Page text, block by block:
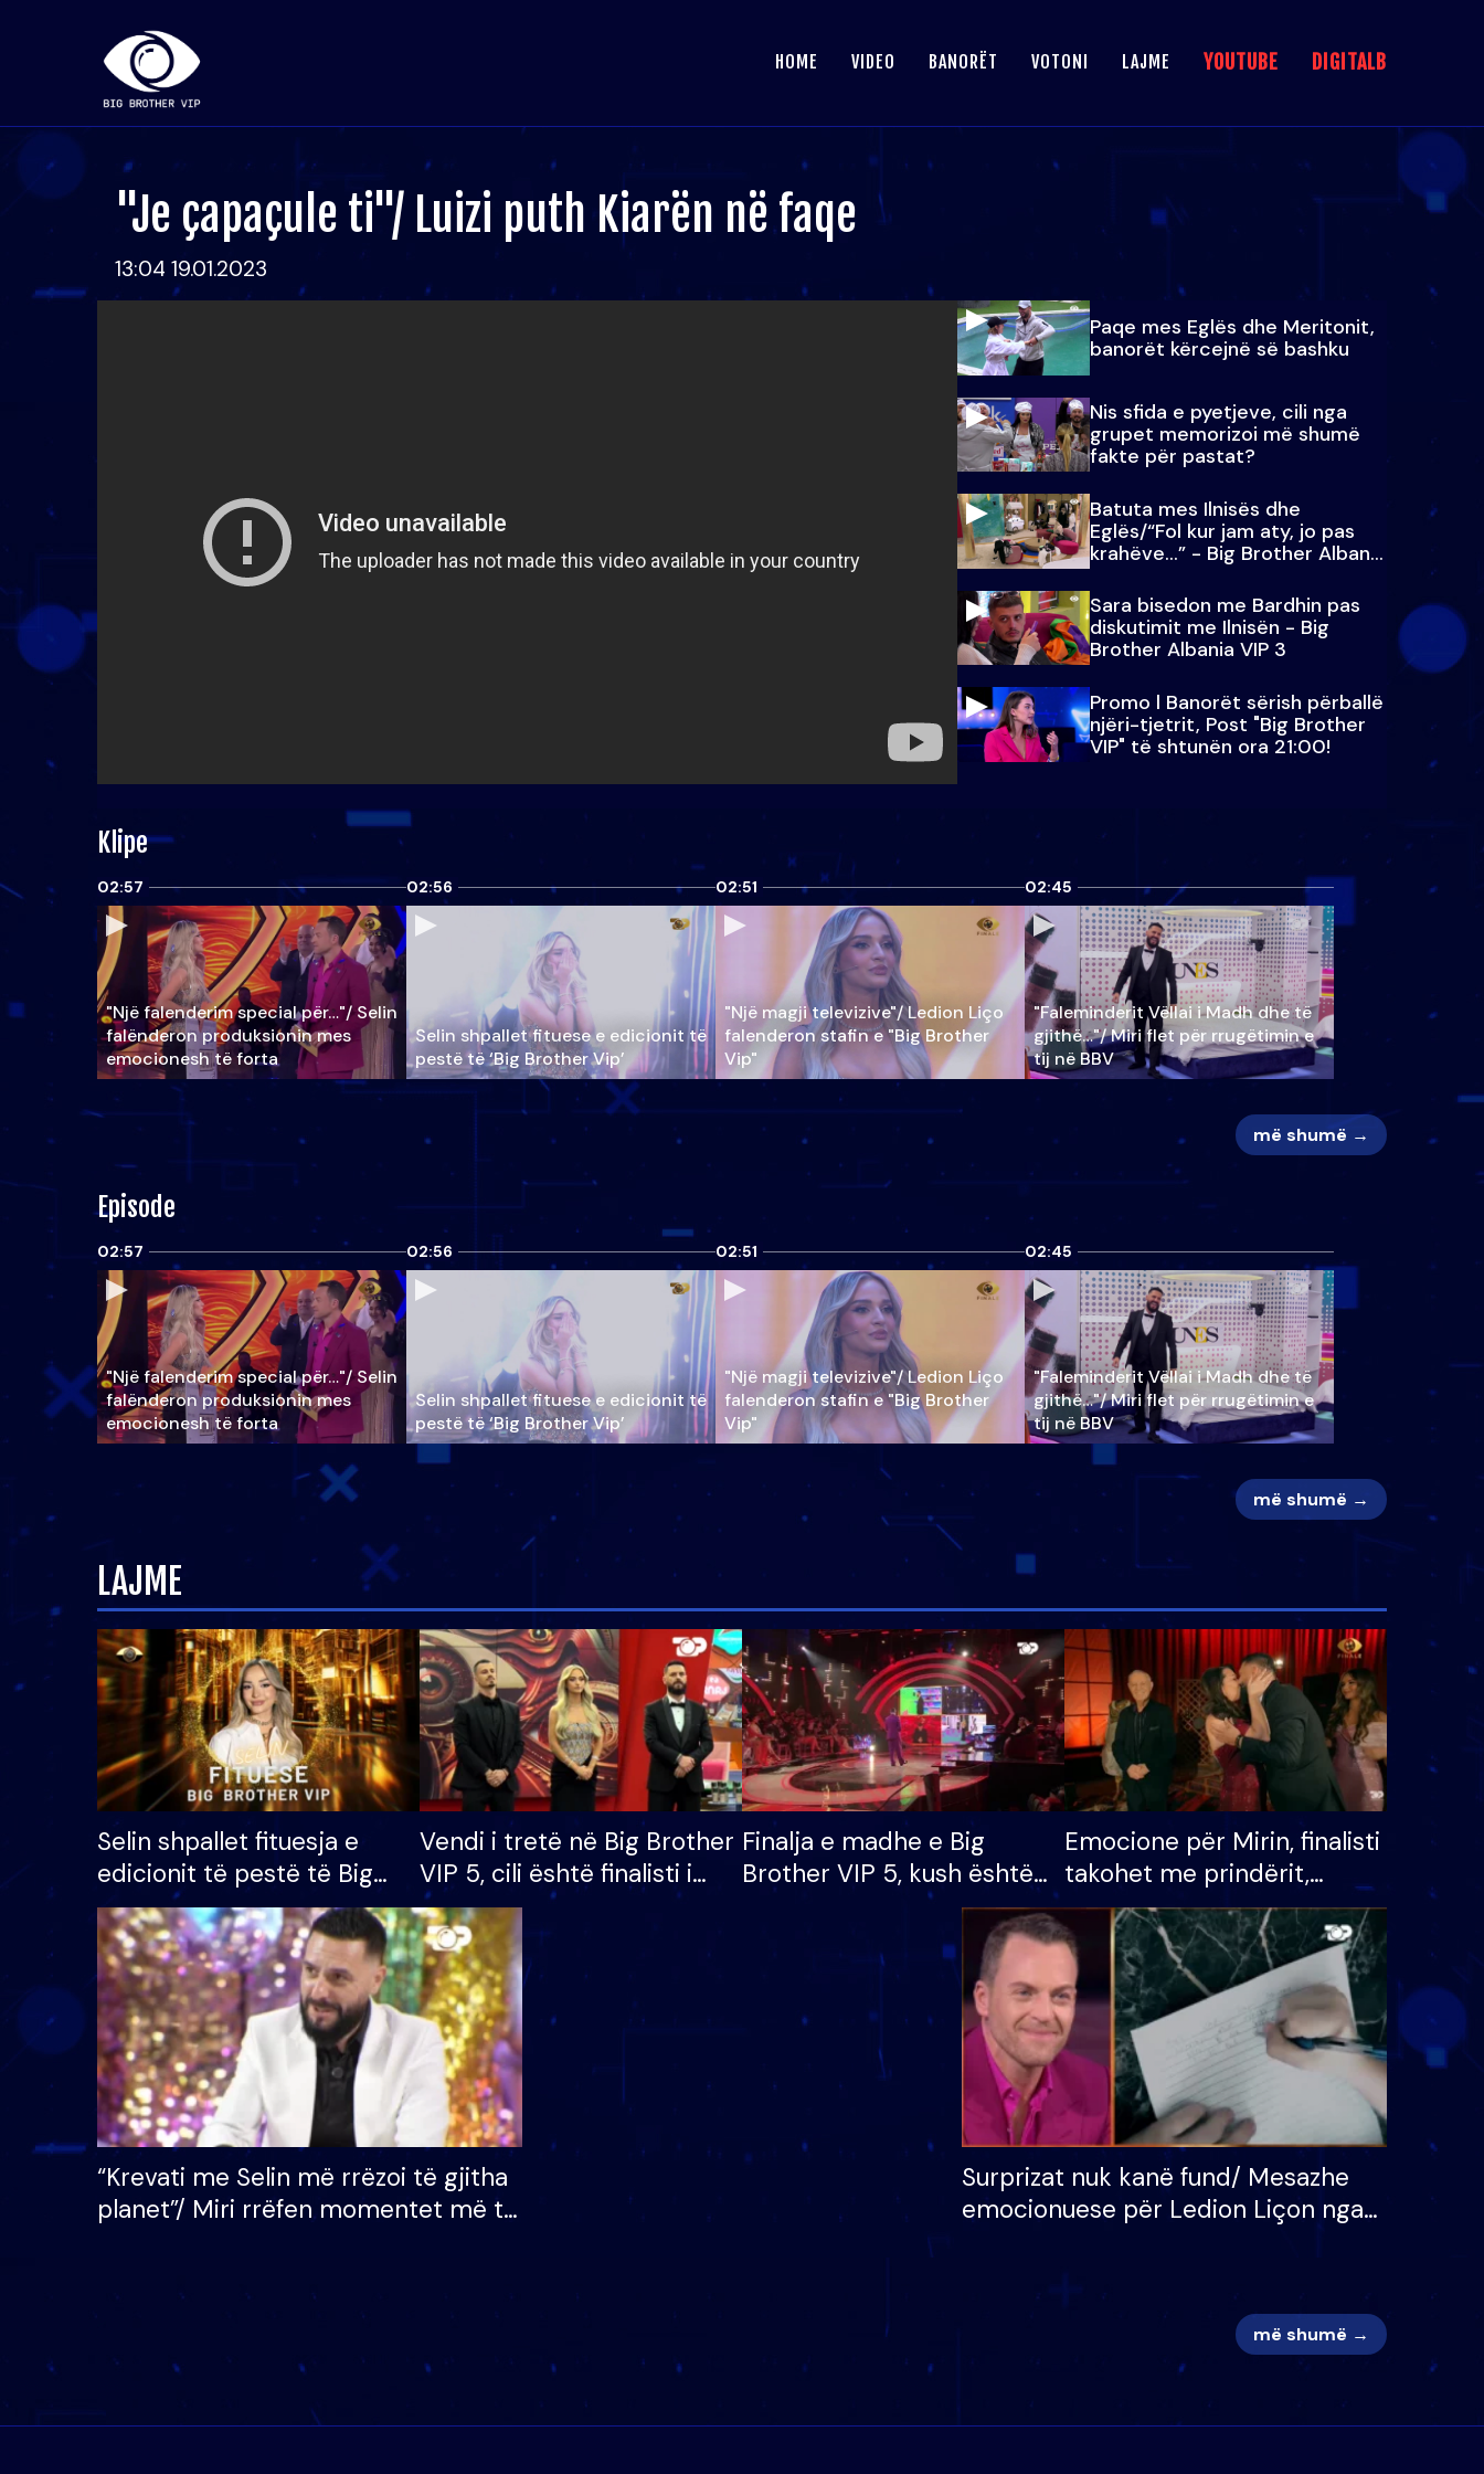
HOME VIDEO BANORËT VOTONI LAJME YOUTUBE DIGITALB
"Je çapaçule ti"/ Luizi puth Kiarën në faqe
13:04 19.01.2023
Paqe mes Eglës dhe Meritonit,
banorët kërcejnë së bashku
Nis sfida e pyetjeve, cili nga
grupet memorizoi më shumë
fakte për pastat?
Batuta mes Ilnisës dhe
Eglës/“Fol kur jam aty, jo pas
krahëve…” - Big Brother Albania
VIP 3
Sara bisedon me Bardhin pas
diskutimit me Ilnisën - Big
Brother Albania VIP 3
Promo l Banorët sërish përballë
njëri-tjetrit, Post "Big Brother
VIP" të shtunën ora 21:00!
Klipe
02:57
"Një falenderim special për…"/ Selin
falënderon produksionin mes
emocionesh të forta
02:56
Selin shpallet fituese e edicionit të
pestë të ‘Big Brother Vip’
02:51
"Një magji televizive"/ Ledion Liço
falenderon stafin e "Big Brother
Vip"
02:45
"Faleminderit Vëllai i Madh dhe të
gjithë…"/ Miri flet për rrugëtimin e
tij në BBV
më shumë →
Episode
02:57
"Një falenderim special për…"/ Selin
falënderon produksionin mes
emocionesh të forta
02:56
Selin shpallet fituese e edicionit të
pestë të ‘Big Brother Vip’
02:51
"Një magji televizive"/ Ledion Liço
falenderon stafin e "Big Brother
Vip"
02:45
"Faleminderit Vëllai i Madh dhe të
gjithë…"/ Miri flet për rrugëtimin e
tij në BBV
më shumë →
LAJME
Selin shpallet fituesja e
edicionit të pestë të Big
Brother VIP, rrëmben
çmimin e madh prej 100
mijë eurosh
Vendi i tretë në Big Brother
VIP 5, cili është finalisti i
radhës që lë shtëpinë
Finalja e madhe e Big
Brother VIP 5, kush është
banori i parë që lë shtëpinë
dhe humb mundësinë për
të fituar çmimin e madh
Emocione për Mirin, finalisti
takohet me prindërit,
vajzën dhe bashkëshorten:
S’kemi ndonjë letër divorci
apo jo?
“Krevati me Selin më rrëzoi të gjitha
planet”/ Miri rrëfen momentet më të
Surprizat nuk kanë fund/ Mesazhe
emocionuese për Ledion Liçon nga
më shumë →